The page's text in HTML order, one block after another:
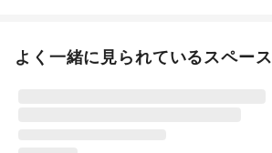
よく一緒に見られているスペース